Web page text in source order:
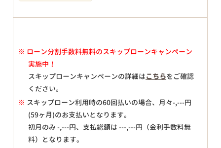
※ ローン分割手数料無料のスキップローンキャンペーン
実施中！
スキップローンキャンペーンの詳細はこちらをご確認
ください。
※ スキップローン利用時の60回払いの場合、月々-,---円
(59ヶ月)のお支払いとなります。
初月のみ-,---円、支払総額は---,---円（金利手数料無
料）となります。